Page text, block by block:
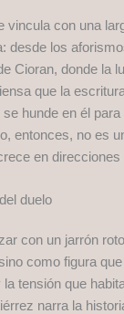
vincula con una
desde los
Cioran, donde la
que la
hunde en él
entonces, no es
en
duelo
con un jarrón
como figura
la tensión que
narra la